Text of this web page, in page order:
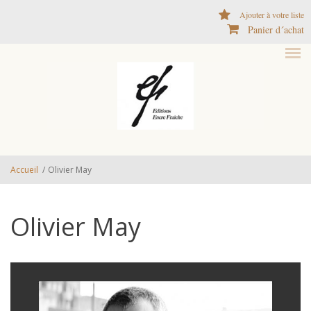
Ajouter à votre liste
Panier d´achat
Accueil / Olivier May
Olivier May